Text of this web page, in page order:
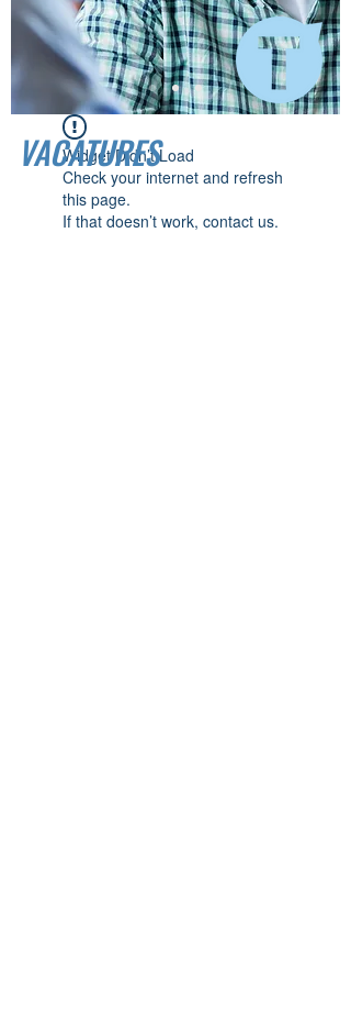
Widget Didn’t Load
Check your internet and refresh
this page.
If that doesn’t work, contact us.
VACATURES